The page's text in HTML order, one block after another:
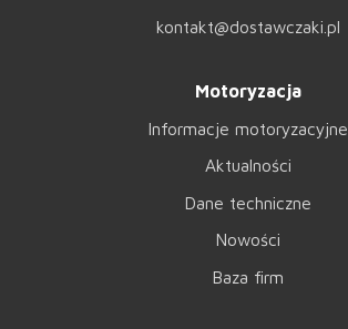
kontakt@dostawczaki.pl
Motoryzacja
Informacje motoryzacyjne
Aktualności
Dane techniczne
Nowości
Baza firm